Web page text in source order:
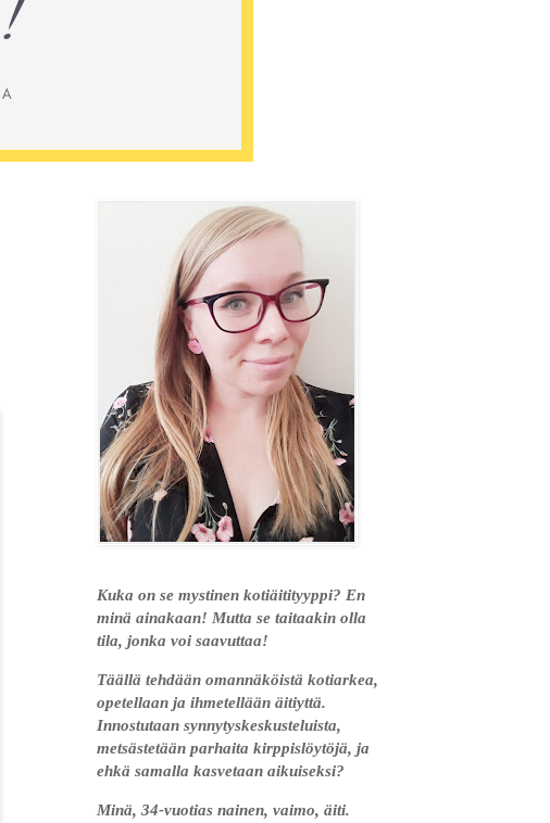
Kuka on se mystinen kotiäitityyppi? En
minä ainakaan! Mutta se taitaakin olla
tila, jonka voi saavuttaa!
Täällä tehdään omannäköistä kotiarkea,
opetellaan ja ihmetellään äitiyttä.
Innostutaan synnytyskeskusteluista,
metsästetään parhaita kirppislöytöjä, ja
ehkä samalla kasvetaan aikuiseksi?
Minä, 34-vuotias nainen, vaimo, äiti.